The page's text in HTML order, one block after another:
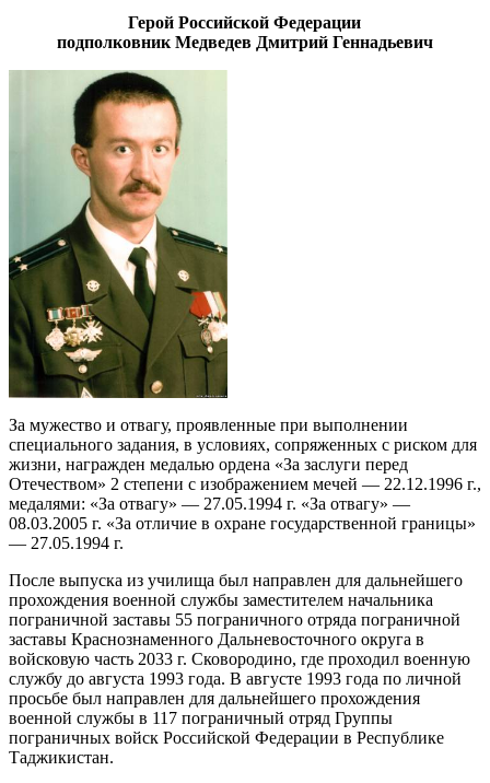
Герой Российской Федерации
подполковник Медведев Дмитрий Геннадьевич
За мужество и отвагу, проявленные при выполнении
специального задания, в условиях, сопряженных с риском для
жизни, награжден медалью ордена «За заслуги перед
Отечеством» 2 степени с изображением мечей — 22.12.1996 г.,
медалями: «За отвагу» — 27.05.1994 г. «За отвагу» —
08.03.2005 г. «За отличие в охране государственной границы»
— 27.05.1994 г.
После выпуска из училища был направлен для дальнейшего
прохождения военной службы заместителем начальника
пограничной заставы 55 пограничного отряда пограничной
заставы Краснознаменного Дальневосточного округа в
войсковую часть 2033 г. Сковородино, где проходил военную
службу до августа 1993 года. В августе 1993 года по личной
просьбе был направлен для дальнейшего прохождения
военной службы в 117 пограничный отряд Группы
пограничных войск Российской Федерации в Республике
Таджикистан.